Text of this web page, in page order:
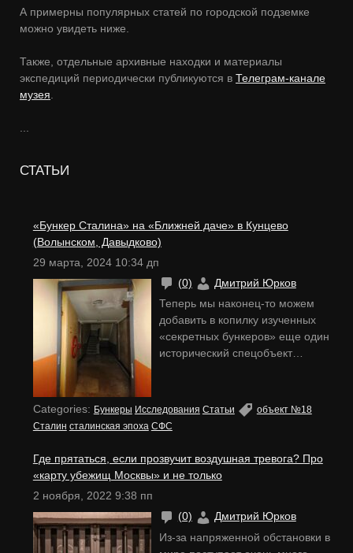
А примерны популярных статей по городской подземке
можно увидеть ниже.
Также, отдельные архивные находки и материалы
экспедиций периодически публикуются в Телеграм-канале
музея
СТАТЬИ
«Бункер Сталина» на «Ближней даче» в Кунцево
(Волынском, Давыдково)
29 марта, 2024 10:34 дп
(0)
Дмитрий Юрков
Теперь мы наконец-то можем
добавить в копилку изученных
«секретных бункеров» еще один
исторический спецобъект
историко-архивные материалы
успешно совпали с натурными
Ключевые моменты по его
строительству и эксплуатации
бункера, в сталинский объект на
«Ближней даче» не водят
Categories: Бункеры Исследования Статьи
объект №18
Сталин сталинская эпоха СФС
Где прятаться, если прозвучит воздушная тревога? Про
«карту убежищ Москвы» и не только
2 ноября, 2022 9:38 пп
(0)
Дмитрий Юрков
Из-за напряженной обстановки в